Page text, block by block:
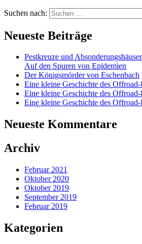
Suchen nach:
Neueste Beiträge
Pestkreuze und
Auf den Spuren von Epidemien
Der Königsmörder von Eschenbach
Eine kleine Geschichte des
Eine kleine Geschichte des
Eine kleine Geschichte des
Neueste Kommentare
Archiv
Februar 2021
Oktober 2020
Oktober 2019
September 2019
Februar 2019
Kategorien